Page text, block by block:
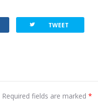
twitterbird TWEET
Required fields are marked *